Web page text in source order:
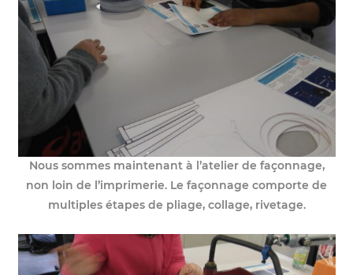
Nous sommes maintenant à l’atelier de façonnage,
non loin de l’imprimerie. Le façonnage comporte de
multiples étapes de pliage, collage, rivetage.